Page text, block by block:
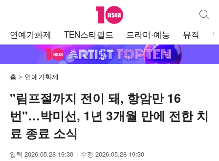
텐아시아 통합
연예가화제 TEN스타필드 드라마·예능 뮤직
홈 연예가화제
"림프절까지 전이 돼, 항암만 16
번"…박미선, 1년 3개월 만에 전한 치
료 종료 소식
입력 2026.05.28 19:30 수정 2026.05.28 19:30